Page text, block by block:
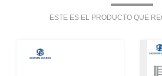
ESTE ES EL PRODUCTO QUE